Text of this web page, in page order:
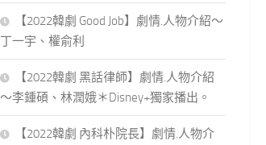
【2022韓劇 Good Job】劇情.人物介紹～
丁一宇、權俞利
【2022韓劇 黑話律師】劇情.人物介紹
～李鍾碩、林潤娥＊Disney+獨家播出。
【2022韓劇 內科朴院長】劇情.人物介